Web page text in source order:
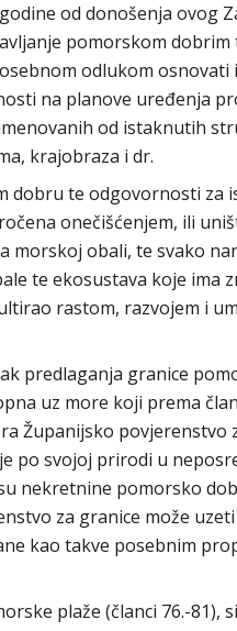
od donošenja ovog
pomorskom
odlukom
na planove uređenja
od istaknutih
krajobraza i dr.
dobru te odgovornosti za
onečišćenjem, ili
obali, te svako
te ekosustava koje ima
rastom, razvojem i
predlaganja granice
uz more koji prema
Županijsko povjerenstvo
po svojoj prirodi u
nekretnine pomorsko
za granice može
kao takve posebnim
plaže (članci 76.-81),